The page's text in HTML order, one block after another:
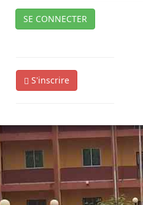
SE CONNECTER
S'inscrire